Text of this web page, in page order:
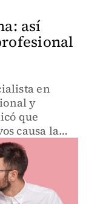
así
en
y
que
causa la
con el